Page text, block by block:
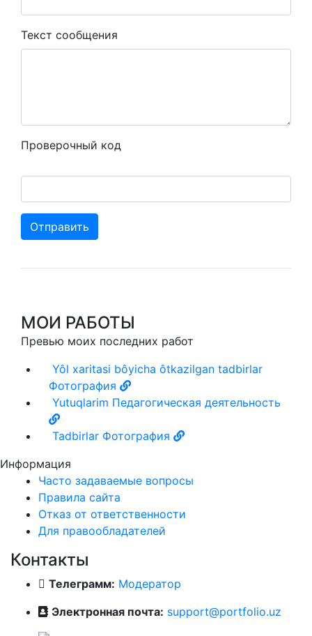
Текст сообщения
Проверочный код
Отправить
МОИ РАБОТЫ
Превью моих последних работ
Yôl xaritasi bôyicha ôtkazilgan tadbirlar
Фотография
Yutuqlarim Педагогическая деятельность
Tadbirlar Фотография
Информация
Часто задаваемые вопросы
Правила сайта
Отказ от ответственности
Для правообладателей
Контакты
Телеграмм: Модератор
Электронная почта: support@portfolio.uz